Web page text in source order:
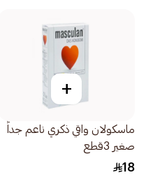
+
ماسكولان واقي ذكري ناعم جداً
صغير 3قطع
18